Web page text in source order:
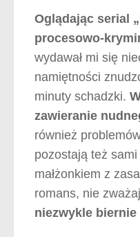
Oglądając serial
procesowo-
wydawał mi się
namiętności
minuty schadzki.
zawieranie
również
pozostają też
małżonkiem z
romans, nie
niezwykle